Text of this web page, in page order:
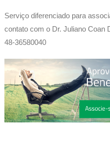
Serviço diferenciado para
contato com o Dr. Juliano Coan
48-36580040